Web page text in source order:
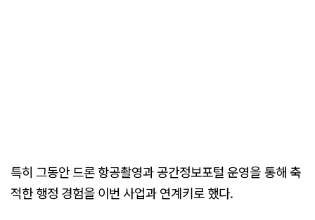
특히 그동안 드론 항공촬영과 공간정보포털 운영을 통해 축
적한 행정 경험을 이번 사업과 연계키로 했다.